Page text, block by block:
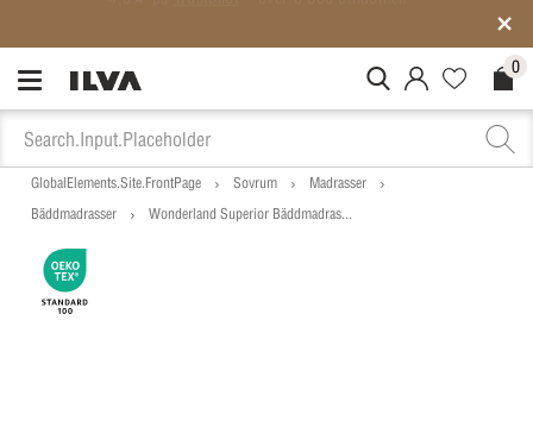
MitIlva.Login 0
GlobalElements.Site.FrontPage Sovrum
Madrasser
Bäddmadrasser
Wonderland Superior Bäddmadras...